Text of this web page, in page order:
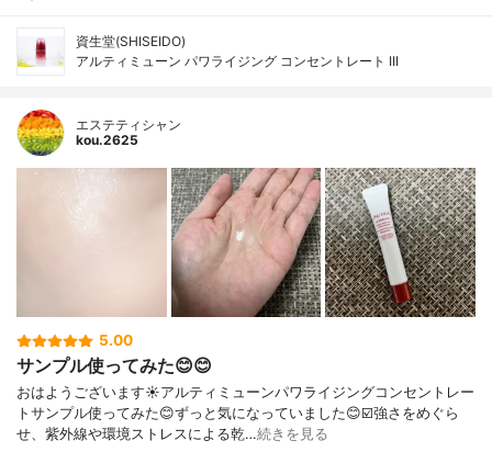
資生堂(SHISEIDO)
アルティミューン パワライジング コンセントレート III
エステティシャン
kou.2625
5.00
サンプル使ってみた😊😊
おはようございます☀アルティミューンパワライジングコンセントレー
トサンプル使ってみた😊ずっと気になっていました😊☑️強さをめぐら
せ、紫外線や環境ストレスによる乾…続きを見る